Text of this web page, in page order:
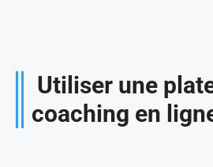
Utiliser une
coaching en